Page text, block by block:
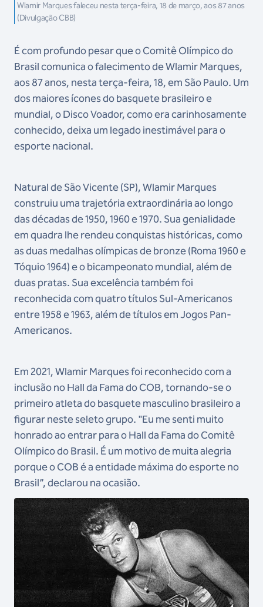
Wlamir Marques faleceu nesta terça-feira, 18 de março, aos 87 anos
(Divulgação CBB)
É com profundo pesar que o Comitê Olímpico do
Brasil comunica o falecimento de Wlamir Marques,
aos 87 anos, nesta terça-feira, 18, em São Paulo. Um
dos maiores ícones do basquete brasileiro e
mundial, o Disco Voador, como era carinhosamente
conhecido, deixa um legado inestimável para o
esporte nacional.
Natural de São Vicente (SP), Wlamir Marques
construiu uma trajetória extraordinária ao longo
das décadas de 1950, 1960 e 1970. Sua genialidade
em quadra lhe rendeu conquistas históricas, como
as duas medalhas olímpicas de bronze (Roma 1960 e
Tóquio 1964) e o bicampeonato mundial, além de
duas pratas. Sua excelência também foi
reconhecida com quatro títulos Sul-Americanos
entre 1958 e 1963, além de títulos em Jogos Pan-
Americanos.
Em 2021, Wlamir Marques foi reconhecido com a
inclusão no Hall da Fama do COB, tornando-se o
primeiro atleta do basquete masculino brasileiro a
figurar neste seleto grupo. "Eu me senti muito
honrado ao entrar para o Hall da Fama do Comitê
Olímpico do Brasil. É um motivo de muita alegria
porque o COB é a entidade máxima do esporte no
Brasil”, declarou na ocasião.